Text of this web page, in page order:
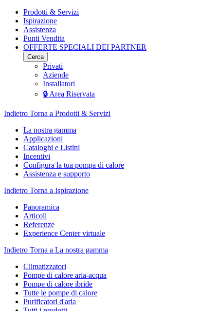
Prodotti & Servizi
Ispirazione
Assistenza
Punti Vendita
OFFERTE SPECIALI DEI PARTNER
Cerca
Privati
Aziende
Installatori
🔒 Area Riservata
Indietro Torna a Prodotti & Servizi
La nostra gamma
Applicazioni
Cataloghi e Listini
Incentivi
Configura la tua pompa di calore
Assistenza e supporto
Indietro Torna a Ispirazione
Panoramica
Articoli
Referenze
Experience Center virtuale
Indietro Torna a La nostra gamma
Climatizzatori
Pompe di calore aria-acqua
Pompe di calore ibride
Tutte le pompe di calore
Purificatori d'aria